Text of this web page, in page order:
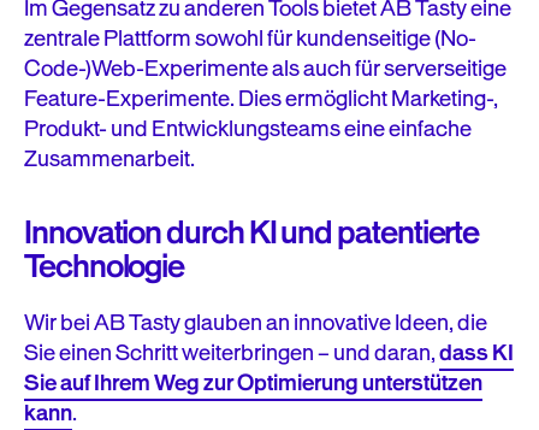
Im Gegensatz zu anderen Tools bietet AB Tasty eine
zentrale Plattform sowohl für kundenseitige (No-
Code-)Web-Experimente als auch für serverseitige
Feature-Experimente. Dies ermöglicht Marketing-,
Produkt- und Entwicklungsteams eine einfache
Zusammenarbeit.
Innovation durch KI und patentierte
Technologie
Wir bei AB Tasty glauben an innovative Ideen, die
Sie einen Schritt weiterbringen – und daran,dass KI
Sie auf Ihrem Weg zur Optimierung unterstützen
kann.